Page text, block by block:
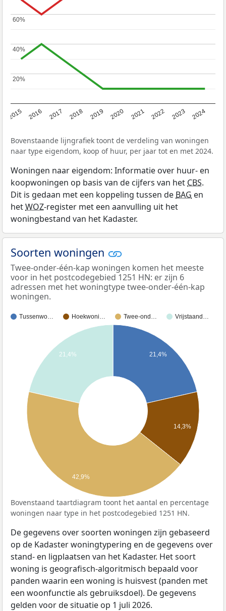
2015 2016 2017 2018 2019 2020 2021 2022 2023 2024
20%
20%
40%
40%
60%
60%
Bovenstaande lijngrafiek toont de verdeling van woningen
naar type eigendom, koop of huur, per jaar tot en met 2024.
Woningen naar eigendom: Informatie over huur- en
koopwoningen op basis van de cijfers van het CBS.
Dit is gedaan met een koppeling tussen de BAG en
hetWOZ-register met een aanvulling uit het
woningbestand van het Kadaster.
Soorten woningen
Twee-onder-één-kap woningen komen het meeste
voor in het postcodegebied 1251 HN: er zijn 6
adressen met het woningtype twee-onder-één-kap
woningen.
Tussenwo… Hoekwoni… Twee-ond… Vrijstaand…
21,4%
14,3%
21,4%
42,9%
Bovenstaand taartdiagram toont het aantal en percentage
woningen naar type in het postcodegebied 1251 HN.
De gegevens over soorten woningen zijn gebaseerd
op de Kadaster woningtypering en de gegevens over
stand- en ligplaatsen van het Kadaster. Het soort
woning is geografisch-algoritmisch bepaald voor
panden waarin een woning is huisvest (panden met
een woonfunctie als gebruiksdoel). De gegevens
gelden voor de situatie op 1 juli 2026.